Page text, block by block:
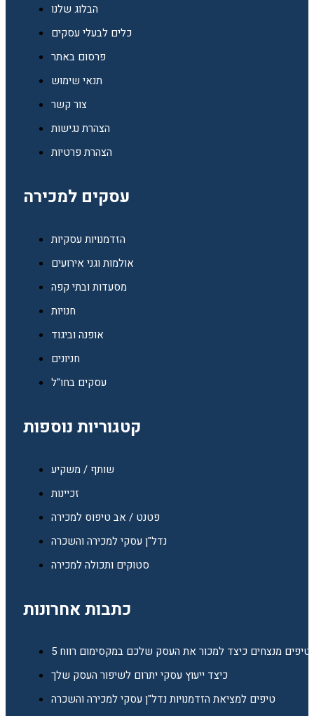
הבלוג שלנו
כלים לבעלי עסקים
פרסום באתר
תנאי שימוש
צור קשר
הצהרת נגישות
הצהרת פרטיות
עסקים למכירה
הזדמנויות עסקיות
אולמות וגני אירועים
מסעדות ובתי קפה
חנויות
אופנה וביגוד
חניונים
עסקים בחו"ל
קטגוריות נוספות
שותף / משקיע
זכיינות
פטנט / אב טיפוס למכירה
נדל"ן עסקי למכירה והשכרה
סטוקים ותכולה למכירה
כתבות אחרונות
5 טיפים מנצחים כיצד למכור את העסק שלכם במקסימום רווח
כיצד ייעוץ עסקי יתרום לשיפור העסק שלך
טיפים למציאת הזדמנויות נדל"ן עסקי למכירה והשכרה